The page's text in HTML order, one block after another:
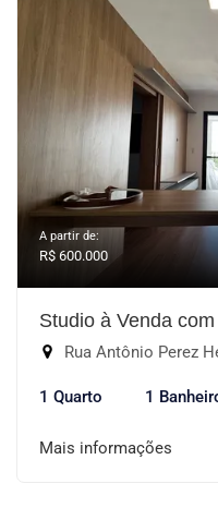
A partir de:
R$ 600.000
Studio à Venda
Rua Antônio Perez
1 Quarto 1
Mais informações